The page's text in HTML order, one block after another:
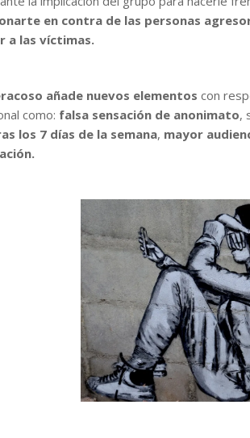
en contra de las personas
a las víctimas.
añade nuevos elementos con
como: falsa sensación de anonimato,
los 7 días de la semana, mayor